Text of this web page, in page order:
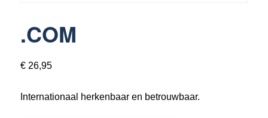
.COM
€ 26,95
Internationaal herkenbaar en betrouwbaar.